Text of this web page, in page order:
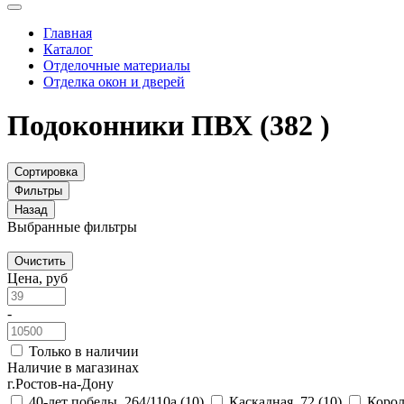
Главная
Каталог
Отделочные материалы
Отделка окон и дверей
Подоконники ПВХ (382 )
Сортировка
Фильтры
Назад
Выбранные фильтры
Очистить
Цена, руб
-
Только в наличии
Наличие в магазинах
г.Ростов-на-Дону